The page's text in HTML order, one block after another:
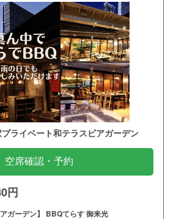
ライベート和テラスビアガーデン
空席確認・予約
円
ガーデン】 BBQてらす 御来光